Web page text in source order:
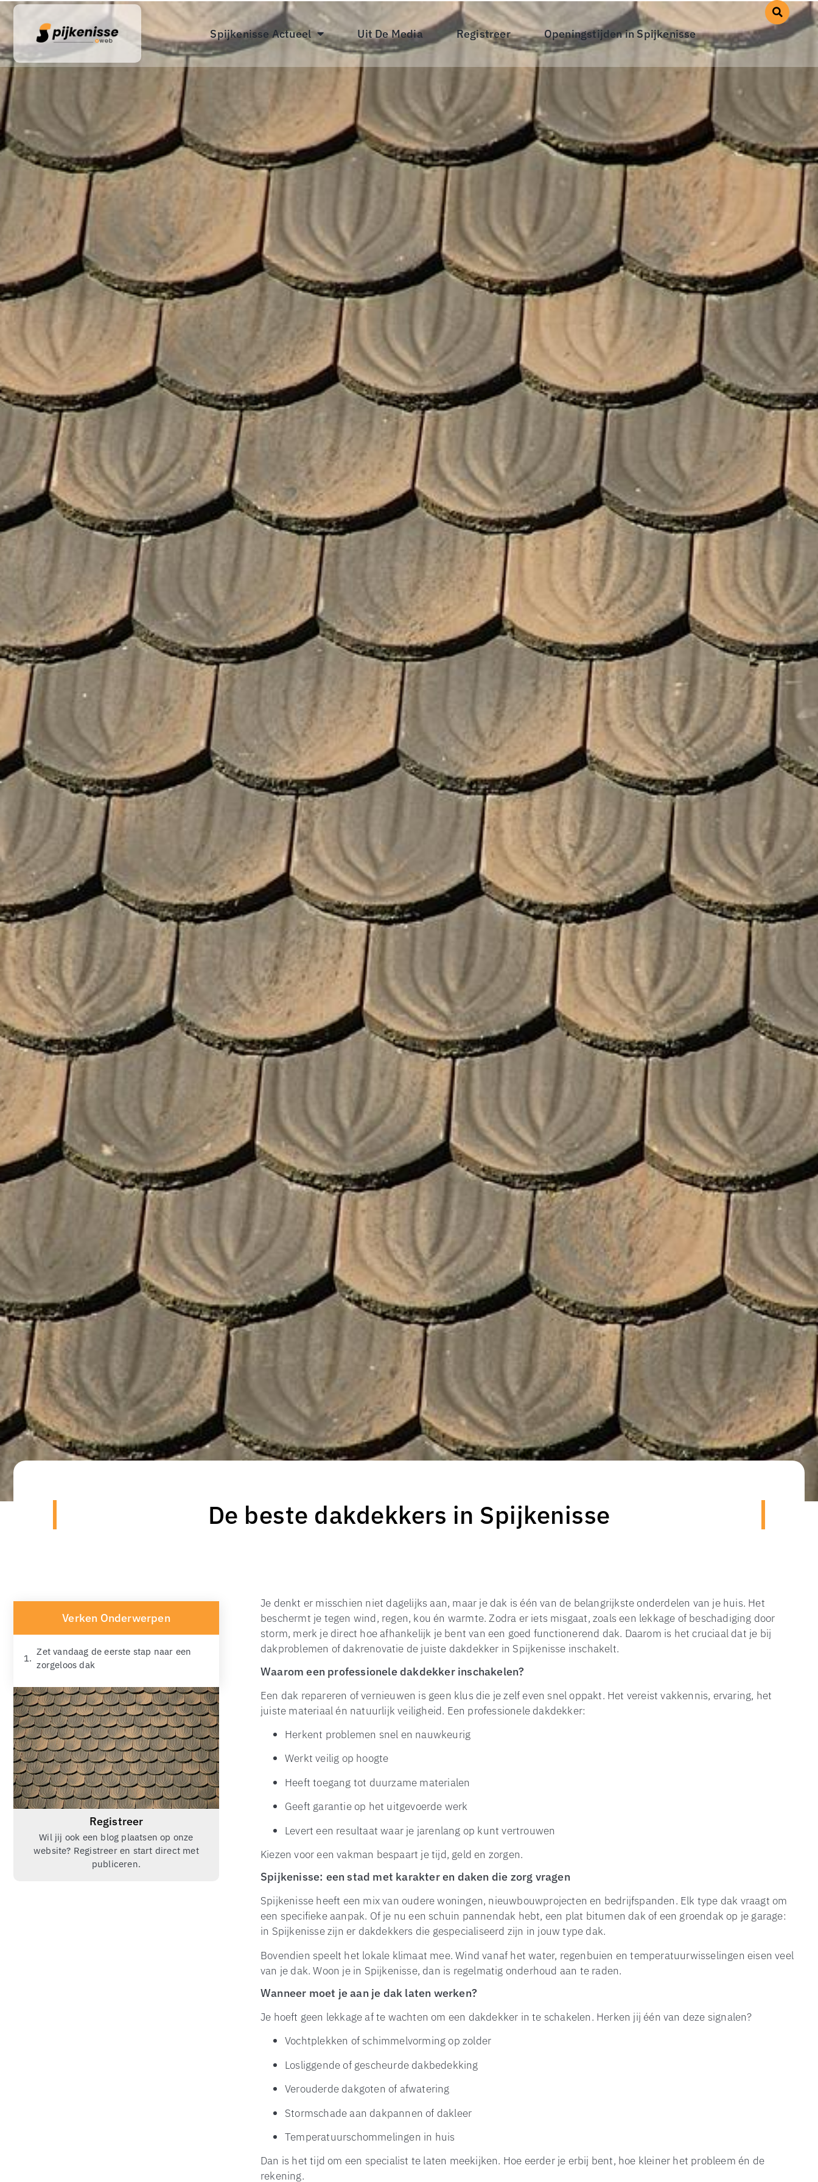
Spijkenisse Actueel Uit De Media Registreer Openingstijden in Spijkenisse
De beste dakdekkers in Spijkenisse
Verken Onderwerpen
Zet vandaag de eerste stap naar een
zorgeloos dak
Registreer
Wil jij ook een blog plaatsen op onze
website? Registreer en start direct met
publiceren.
Je denkt er misschien niet dagelijks aan, maar je dak is één van de belangrijkste onderdelen van je huis. Het
beschermt je tegen wind, regen, kou én warmte. Zodra er iets misgaat, zoals een lekkage of beschadiging door
storm, merk je direct hoe afhankelijk je bent van een goed functionerend dak. Daarom is het cruciaal dat je bij
dakproblemen of dakrenovatie de juiste dakdekker in Spijkenisse inschakelt.
Waarom een professionele dakdekker inschakelen?
Een dak repareren of vernieuwen is geen klus die je zelf even snel oppakt. Het vereist vakkennis, ervaring, het
juiste materiaal én natuurlijk veiligheid. Een professionele dakdekker:
Herkent problemen snel en nauwkeurig
Werkt veilig op hoogte
Heeft toegang tot duurzame materialen
Geeft garantie op het uitgevoerde werk
Levert een resultaat waar je jarenlang op kunt vertrouwen
Kiezen voor een vakman bespaart je tijd, geld en zorgen.
Spijkenisse: een stad met karakter en daken die zorg vragen
Spijkenisse heeft een mix van oudere woningen, nieuwbouwprojecten en bedrijfspanden. Elk type dak vraagt om
een specifieke aanpak. Of je nu een schuin pannendak hebt, een plat bitumen dak of een groendak op je garage:
in Spijkenisse zijn er dakdekkers die gespecialiseerd zijn in jouw type dak.
Bovendien speelt het lokale klimaat mee. Wind vanaf het water, regenbuien en temperatuurwisselingen eisen veel
van je dak. Woon je in Spijkenisse, dan is regelmatig onderhoud aan te raden.
Wanneer moet je aan je dak laten werken?
Je hoeft geen lekkage af te wachten om een dakdekker in te schakelen. Herken jij één van deze signalen?
Vochtplekken of schimmelvorming op zolder
Losliggende of gescheurde dakbedekking
Verouderde dakgoten of afwatering
Stormschade aan dakpannen of dakleer
Temperatuurschommelingen in huis
Dan is het tijd om een specialist te laten meekijken. Hoe eerder je erbij bent, hoe kleiner het probleem én de
rekening.